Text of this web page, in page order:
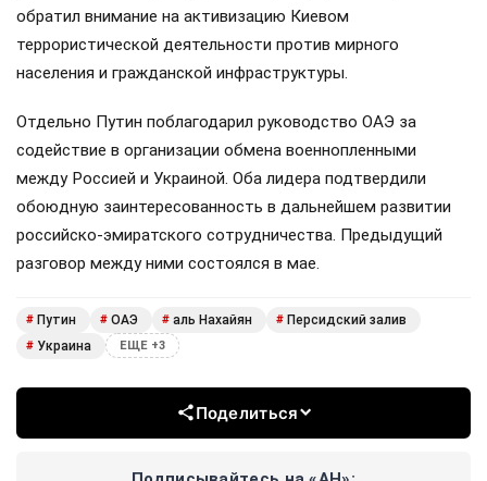
обратил внимание на активизацию Киевом
террористической деятельности против мирного
населения и гражданской инфраструктуры.
Отдельно Путин поблагодарил руководство ОАЭ за
содействие в организации обмена военнопленными
между Россией и Украиной. Оба лидера подтвердили
обоюдную заинтересованность в дальнейшем развитии
российско-эмиратского сотрудничества. Предыдущий
разговор между ними состоялся в мае.
# Путин # ОАЭ # аль Нахайян # Персидский залив
# Украина ЕЩЕ +3
Поделиться